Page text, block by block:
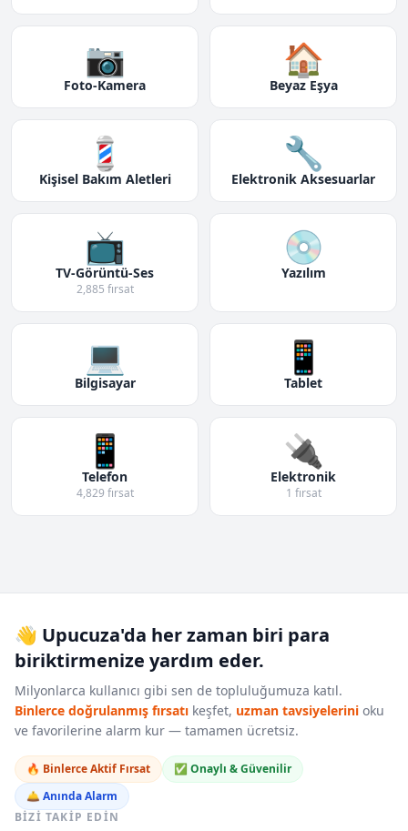
📷
Foto-Kamera
🏠
Beyaz Eşya
💈
Kişisel Bakım Aletleri
🔧
Elektronik Aksesuarlar
📺
TV-Görüntü-Ses
2,885 fırsat
💿
Yazılım
💻
Bilgisayar
📱
Tablet
📱
Telefon
4,829 fırsat
🔌
Elektronik
1 fırsat
👋 Upucuza'da her zaman biri para
biriktirmenize yardım eder.
Milyonlarca kullanıcı gibi sen de topluluğumuza katıl.
Binlerce doğrulanmış fırsatı keşfet, uzman tavsiyelerini oku
ve favorilerine alarm kur — tamamen ücretsiz.
🔥 Binlerce Aktif Fırsat
✅ Onaylı & Güvenilir
🛎️ Anında Alarm
BIZI TAKIP EDIN